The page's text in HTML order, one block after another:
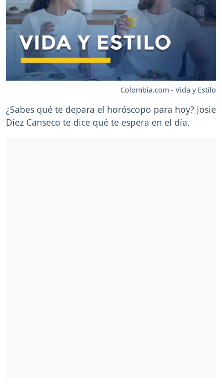
Colombia.com - Vida y Estilo
¿Sabes qué te depara el horóscopo para hoy? Josie
Diez Canseco te dice qué te espera en el día.